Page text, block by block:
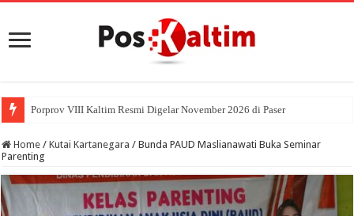
Porprov VIII Kaltim Resmi Digelar November 2026 di Paser
Home / Kutai Kartanegara / Bunda PAUD Maslianawati Buka Seminar
Parenting